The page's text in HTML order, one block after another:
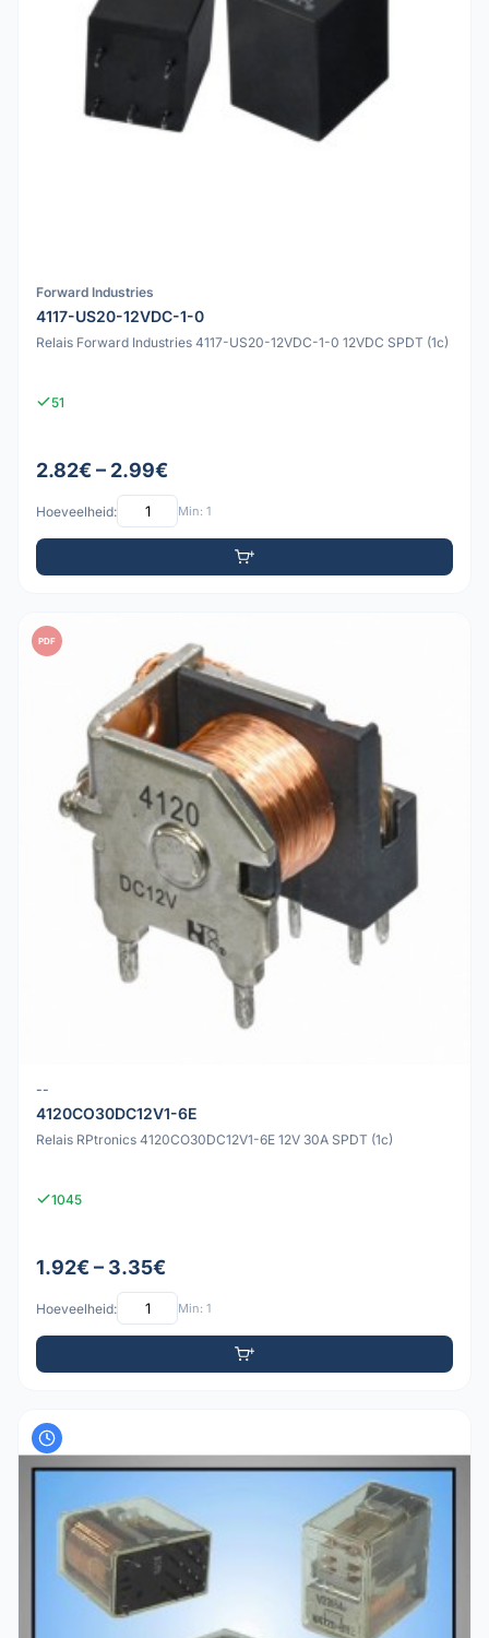
Forward Industries
4117-US20-12VDC-1-0
Relais Forward Industries 4117-US20-12VDC-1-0 12VDC SPDT (1c)
51
2.82€ – 2.99€
Hoeveelheid: Min: 1
PDF
--
4120CO30DC12V1-6E
Relais RPtronics 4120CO30DC12V1-6E 12V 30A SPDT (1c)
1045
1.92€ – 3.35€
Hoeveelheid: Min: 1